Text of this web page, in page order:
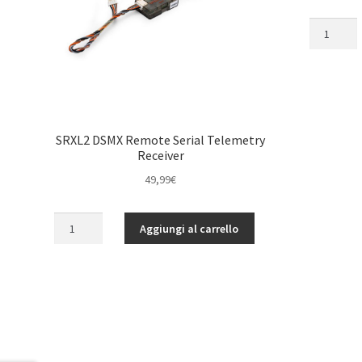
SRXL2 DSMX Remote Serial Telemetry
Receiver
49,99€
Aggiungi al carrello